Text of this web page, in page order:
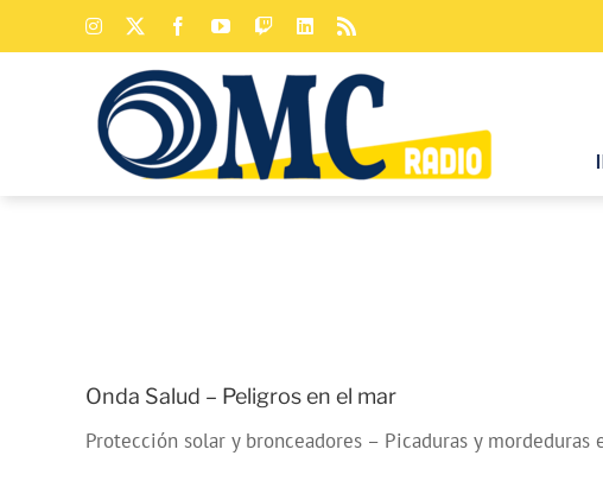
Instagram FacebookYouTube
TwitchLinkedIn
Onda Salud – Peligros en el mar
Protección solar y bronceadores – Picaduras y mordeduras